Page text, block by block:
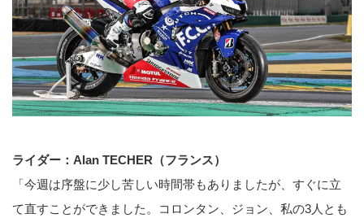
ライダー：Alan TECHER（フランス）
「今週は序盤に少し苦しい時間帯もありましたが、すぐに立
て直すことができました。コロンタン、ジョン、私の3人とも